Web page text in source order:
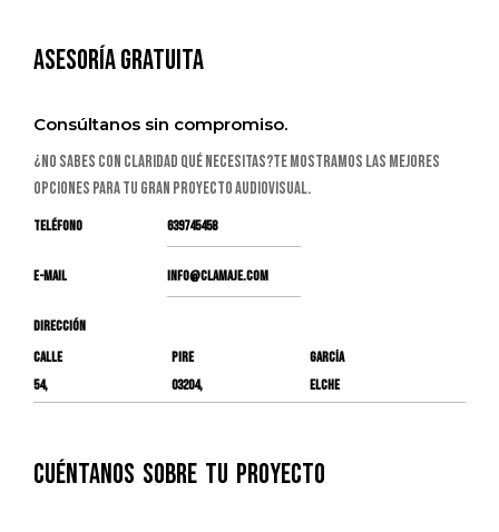
asesoría gratuita
Consúltanos sin compromiso.
¿No sabes con claridad qué necesitas?Te mostramos las mejores
opciones para tu gran Proyecto Audiovisual.
TELÉFONO 639745458
E-MAIL INFO@CLAMAJE.COM
DIRECCIÓN
CALLE
PIRE
GARCÍA
54,
03204, ELCHE
Cuéntanos sobre tu proyecto